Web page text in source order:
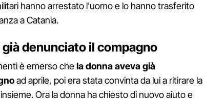
hanno arrestato l'uomo e lo hanno trasferito
a Catania.
già denunciato il compagno
è emerso chela donna aveva già
ad aprile, poi era stata convinta da lui a ritirare la
Ora la donna ha chiesto di nuovo aiuto e